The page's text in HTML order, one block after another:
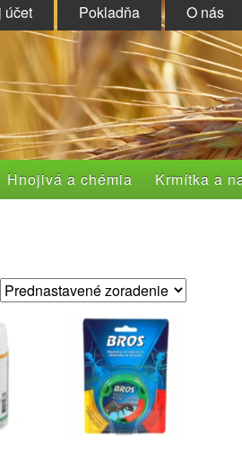
účet Pokladňa O nás
Hnojivá a chémia Krmítka a